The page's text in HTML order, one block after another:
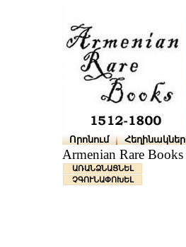
Որոնում Հեղինակներ
Armenian Rare Books
ԱՌԱՆՁՆԱՑՆԵԼ
ՉԳՈՒՆԱՓՈԽԵԼ